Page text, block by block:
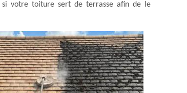
si votre toiture sert de terrasse afin de le